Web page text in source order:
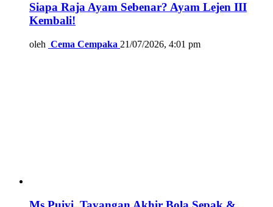
Siapa Raja Ayam Sebenar? Ayam Lejen III
Kembali!
oleh Cema Cempaka 21/07/2026, 4:01 pm